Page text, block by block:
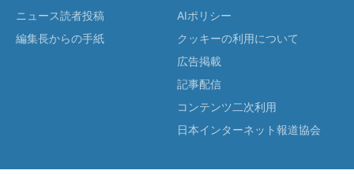
ニュース読者投稿
編集長からの手紙
AIポリシー
クッキーの利用について
広告掲載
記事配信
コンテンツ二次利用
日本インターネット報道協会